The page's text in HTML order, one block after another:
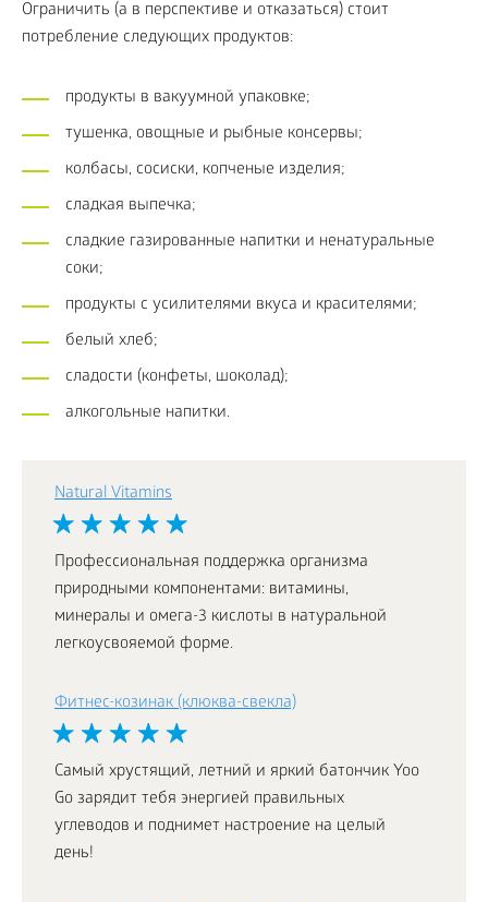
Ограничить (а в перспективе и отказаться) стоит
потребление следующих продуктов:
продукты в вакуумной упаковке;
тушенка, овощные и рыбные консервы;
колбасы, сосиски, копченые изделия;
сладкая выпечка;
сладкие газированные напитки и ненатуральные
соки;
продукты с усилителями вкуса и красителями;
белый хлеб;
сладости (конфеты, шоколад);
алкогольные напитки.
Natural Vitamins
Профессиональная поддержка организма
природными компонентами: витамины,
минералы и омега-3 кислоты в натуральной
легкоусвояемой форме.
Фитнес-козинак (клюква-свекла)
Самый хрустящий, летний и яркий батончик Yoo
Go зарядит тебя энергией правильных
углеводов и поднимет настроение на целый
день!